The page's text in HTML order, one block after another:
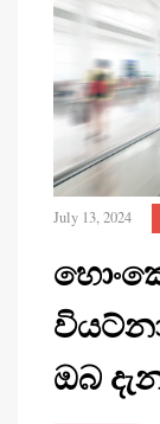
July 13, 2024
ඔබ